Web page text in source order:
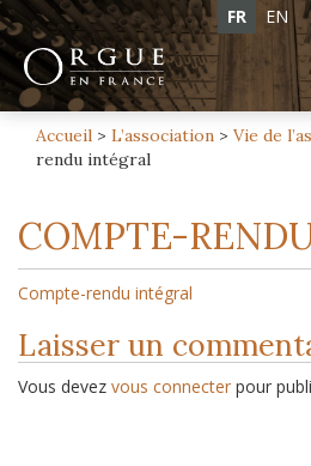
FR EN
Accueil > L’association > Vie de
rendu intégral
COMPTE-
Compte-rendu intégral
Laisser un
Vous devez vous connecter pour